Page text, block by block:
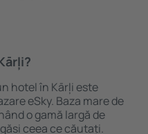
hotel în Kārļi este
eSky. Baza mare de
o gamă largă de
ceea ce căutați.